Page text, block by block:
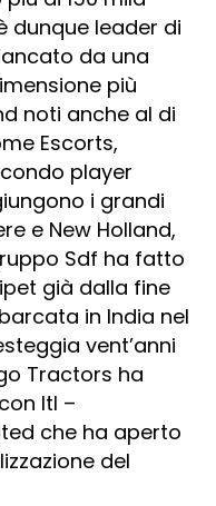
dunque leader di
da una
più
noti anche al di
Escorts,
player
i grandi
e New Holland,
Sdf ha fatto
già dalla fine
in India nel
vent’anni
Tractors ha
Itl –
che ha aperto
del